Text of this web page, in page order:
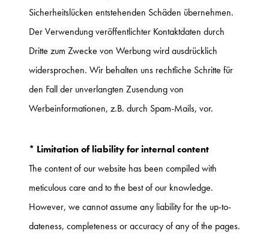
Sicherheitslücken entstehenden Schäden übernehmen.
Der Verwendung veröffentlichter Kontaktdaten durch
Dritte zum Zwecke von Werbung wird ausdrücklich
widersprochen. Wir behalten uns rechtliche Schritte für
den Fall der unverlangten Zusendung von
Werbeinformationen, z.B. durch Spam-Mails, vor.
* Limitation of liability for internal content
The content of our website has been compiled with
meticulous care and to the best of our knowledge.
However, we cannot assume any liability for the up-to-
dateness, completeness or accuracy of any of the pages.